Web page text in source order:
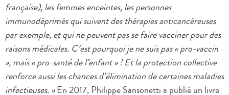
française), les femmes enceintes, les personnes
immunodéprimés qui suivent des thérapies anticancéreuses
par exemple, et qui ne peuvent pas se faire vacciner pour des
raisons médicales. C’est pourquoi je ne suis pas « pro-vaccin
», mais « pro-santé de l’enfant » ! Et la protection collective
renforce aussi les chances d’élimination de certaines maladies
infectieuses. »En 2017, Philippe Sansonetti a publié un livre